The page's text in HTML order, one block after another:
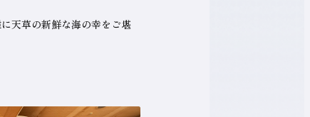
天草の新鮮な海の幸をご堪